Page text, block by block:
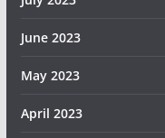
June 2023
May 2023
April 2023